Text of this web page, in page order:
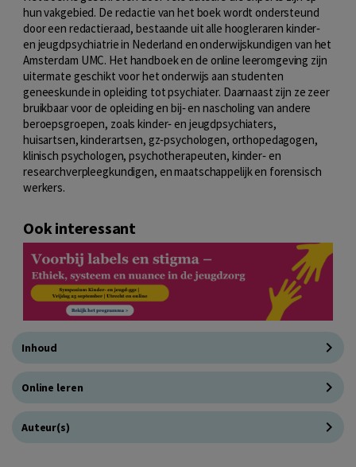
hun vakgebied. De redactie van het boek wordt ondersteund
door een redactieraad, bestaande uit alle hoogleraren kinder‑
en jeugdpsychiatrie in Nederland en onderwijskundigen van het
Amsterdam UMC. Het handboek en de online leeromgeving zijn
uitermate geschikt voor het onderwijs aan studenten
geneeskunde in opleiding tot psychiater. Daarnaast zijn ze zeer
bruikbaar voor de opleiding en bij‑ en nascholing van andere
beroepsgroepen, zoals kinder‑ en jeugdpsychiaters,
huisartsen, kinderartsen, gz‑psychologen, orthopedagogen,
klinisch psychologen, psychotherapeuten, kinder‑ en
researchverpleegkundigen, en maatschappelijk en forensisch
werkers.
Ook interessant
Inhoud
Online leren
Auteur(s)